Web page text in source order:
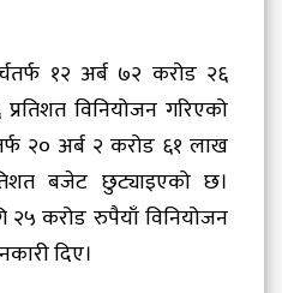
१२ अर्ब ७२ करोड २६
विनियोजन गरिएको
२० अर्ब २ करोड ६१ लाख
बजेट छुट्याइएको छ।
२५ करोड रुपैयाँ विनियोजन
दिए।